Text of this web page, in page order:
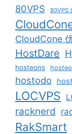
80VPS 80VPS
CloudCone
HostDare
hosteons
hostodo
LOCVPS
racknerd
RakSmart